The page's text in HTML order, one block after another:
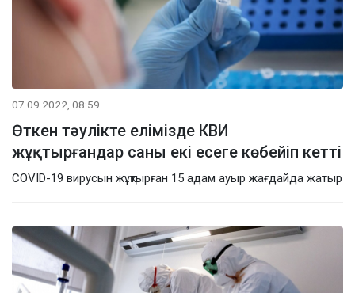
07.09.2022, 08:59
Өткен тәулікте елімізде КВИ
жұқтырғандар саны екі есеге көбейіп кетті
COVID-19 вирусын жұқтырған 15 адам ауыр жағдайда жатыр